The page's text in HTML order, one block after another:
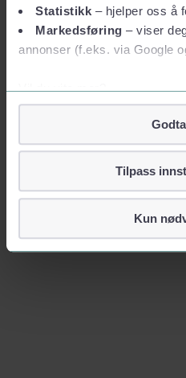
Statistikk – hjelper oss å
Markedsføring – viser
annonser (f.eks. via Google
Vil du vite mer?
Om informasjonskapsler
Googles retningslinjer for
Vi tar ditt personvern på
identifiserer deg, som navn
Tilpass
Kun